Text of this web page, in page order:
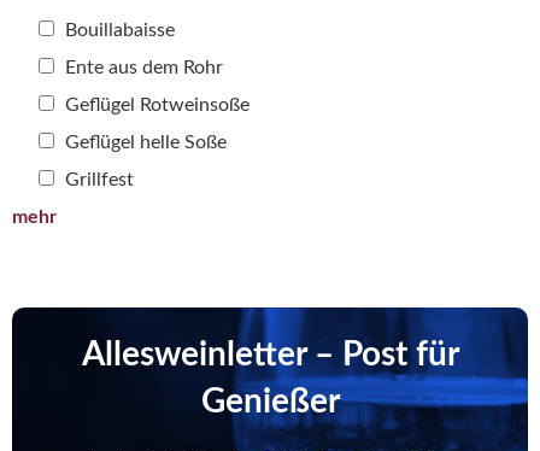
Bouillabaisse
Ente aus dem Rohr
Geflügel Rotweinsoße
Geflügel helle Soße
Grillfest
mehr
Allesweinletter – Post für
Genießer